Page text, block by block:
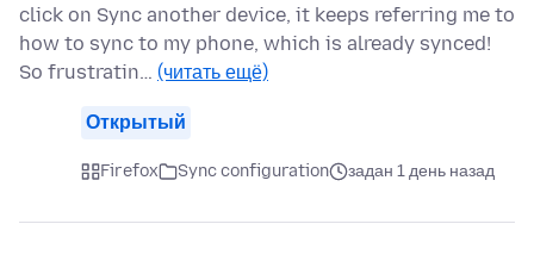
click on Sync another device, it keeps referring me to
how to sync to my phone, which is already synced!
So frustratin… (читать ещё)
Открытый
Firefox Sync configuration задан 1 день назад